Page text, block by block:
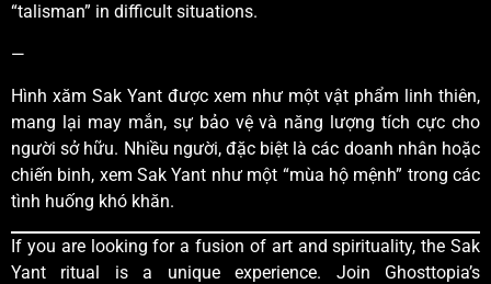
“talisman” in difficult situations.
—
Hình xăm Sak Yant được xem như một vật phẩm linh thiên,
mang lại may mắn, sự bảo vệ và năng lượng tích cực cho
người sở hữu. Nhiều người, đặc biệt là các doanh nhân hoặc
chiến binh, xem Sak Yant như một “mùa hộ mệnh” trong các
tình huống khó khăn.
If you are looking for a fusion of art and spirituality, the Sak
Yant ritual is a unique experience. Join Ghosttopia’s